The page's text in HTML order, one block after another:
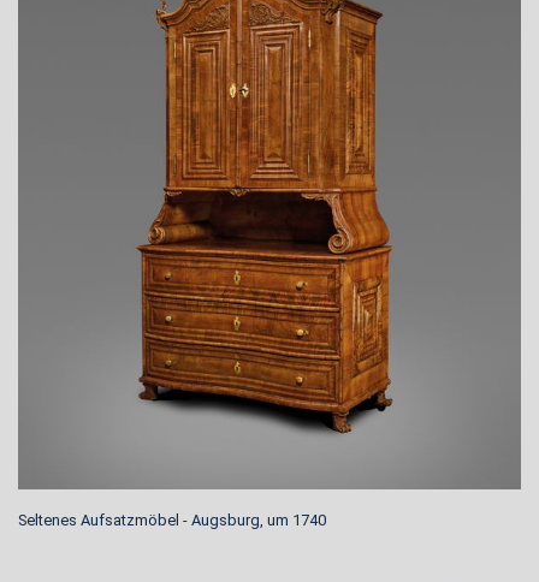
Seltenes Aufsatzmöbel - Augsburg, um 1740